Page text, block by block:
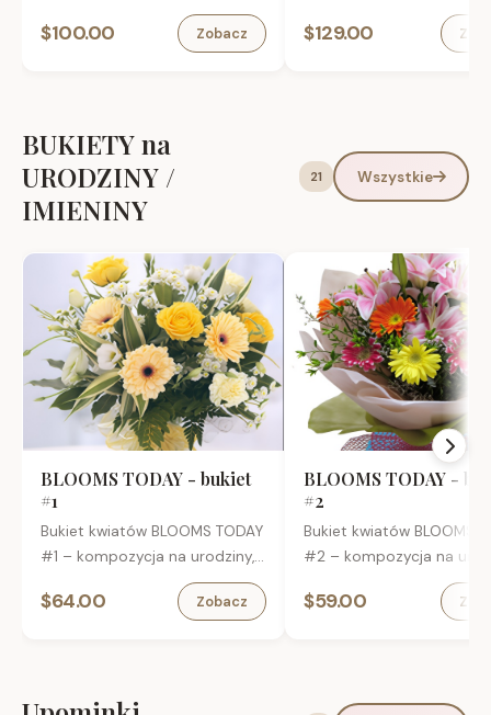
Vermouth 1L, bomboniera ,
karta okolicznosciowa.
$100.00 Zobacz
0.75L w torebce
karta okolicznosciowa.
$129.00
BUKIETY na
URODZINY /
IMIENINY
21 Wszystkie
BLOOMS TODAY - bukiet
#1
Bukiet kwiatów BLOOMS TODAY
#1 – kompozycja na urodziny,
imieniny i inne okazje.
$64.00 Zobacz
BLOOMS TODAY -
#2
Bukiet kwiatów BLOOMS
#2 – kompozycja na
imieniny i inne okazje.
$59.00